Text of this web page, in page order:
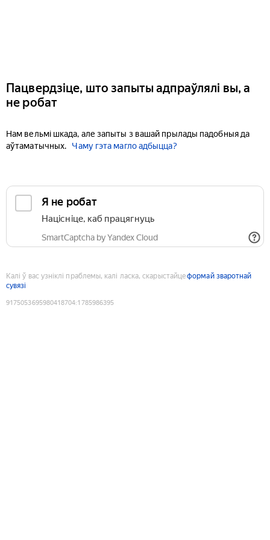
Пацвердзіце, што запыты адпраўлялі вы, а
не робат
Нам вельмі шкада, але запыты з вашай прылады падобныя да
аўтаматычных.
Чаму гэта магло адбыцца?
Я не робат
Націсніце, каб працягнуць
SmartCaptcha by Yandex Cloud
Калі ў вас узніклі праблемы, калі ласка, скарыстайцеформай зваротнай
сувязі
9175053695980418704:1785986395